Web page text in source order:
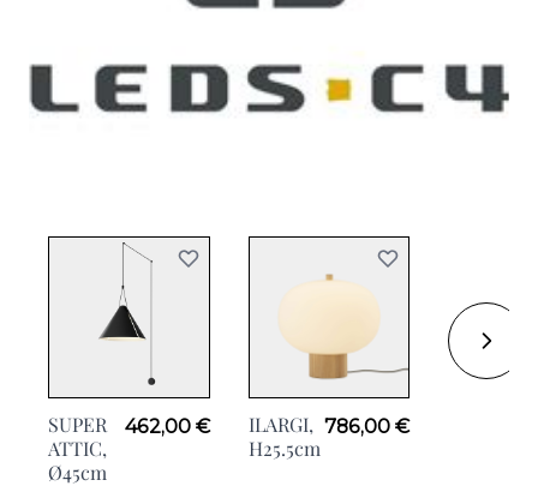
SUPER
ATTIC,
Ø45cm
462,00 €
ILARGI,
H25.5cm
786,00 €